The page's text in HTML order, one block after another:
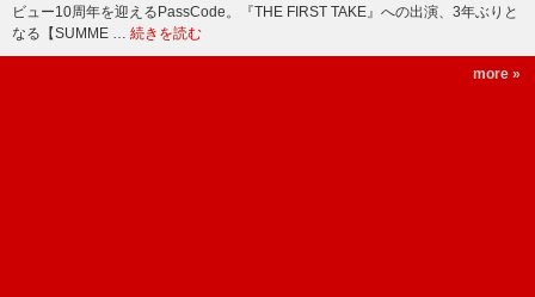
ビュー10周年を迎えるPassCode。『THE FIRST TAKE』への出演、3年ぶりと
なる【SUMME … 続きを読む
more »